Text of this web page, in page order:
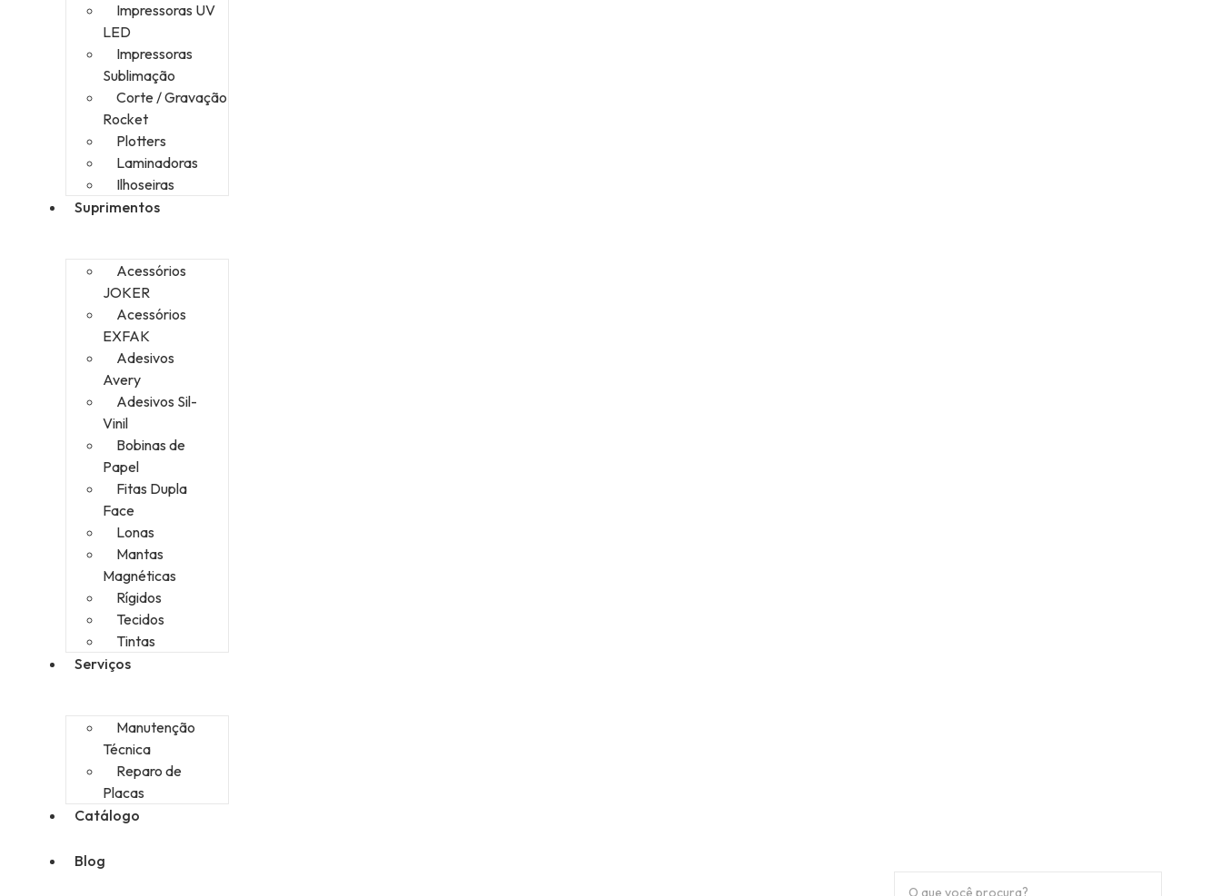
Impressoras UV
LED
Impressoras
Sublimação
Corte / Gravação
Rocket
Plotters
Laminadoras
Ilhoseiras
Suprimentos
Acessórios
JOKER
Acessórios
EXFAK
Adesivos
Avery
Adesivos Sil-
Vinil
Bobinas de
Papel
Fitas Dupla
Face
Lonas
Mantas
Magnéticas
Rígidos
Tecidos
Tintas
Serviços
Manutenção
Técnica
Reparo de
Placas
Catálogo
Blog